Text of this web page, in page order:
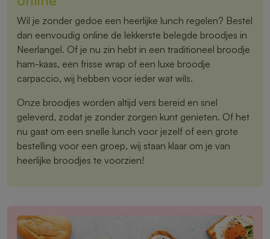
Wil je zonder gedoe een heerlijke lunch regelen? Bestel
dan eenvoudig online de lekkerste belegde broodjes in
Neerlangel. Of je nu zin hebt in een traditioneel broodje
ham-kaas, een frisse wrap of een luxe broodje
carpaccio, wij hebben voor ieder wat wils.
Onze broodjes worden altijd vers bereid en snel
geleverd, zodat je zonder zorgen kunt genieten. Of het
nu gaat om een snelle lunch voor jezelf of een grote
bestelling voor een groep, wij staan klaar om je van
heerlijke broodjes te voorzien!